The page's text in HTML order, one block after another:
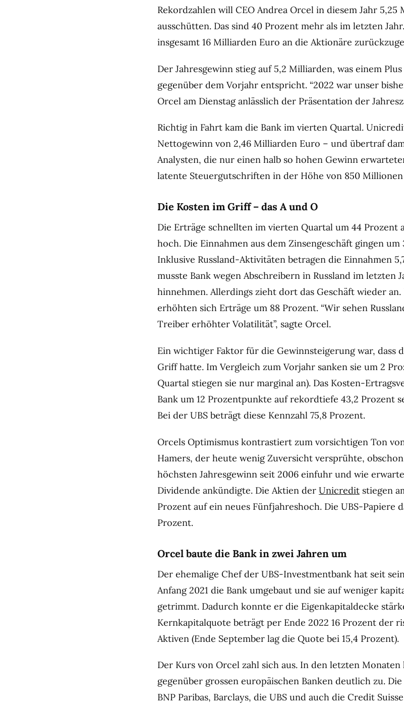
Rekordzahlen will CEO Andrea Orcel in diesem Jahr 5,25
ausschütten. Das sind 40 Prozent mehr als im letzten
insgesamt 16 Milliarden Euro an die Aktionäre
Der Jahresgewinn stieg auf 5,2 Milliarden, was einem
gegenüber dem Vorjahr entspricht. “2022 war unser
Orcel am Dienstag anlässlich der Präsentation der
Richtig in Fahrt kam die Bank im vierten Quartal.
Nettogewinn von 2,46 Milliarden Euro – und übertraf
Analysten, die nur einen halb so hohen Gewinn
latente Steuergutschriften in der Höhe von 850
Die Kosten im Griff – das A und O
Die Erträge schnellten im vierten Quartal um 44 Prozent
hoch. Die Einnahmen aus dem Zinsengeschäft gingen
Inklusive Russland-Aktivitäten betragen die Einnahmen
musste Bank wegen Abschreibern in Russland im letzten
hinnehmen. Allerdings zieht dort das Geschäft wieder
erhöhten sich Erträge um 88 Prozent. “Wir sehen
Treiber erhöhter Volatilität”, sagte Orcel.
Ein wichtiger Faktor für die Gewinnsteigerung war, dass
Griff hatte. Im Vergleich zum Vorjahr sanken sie um 2
Quartal stiegen sie nur marginal an). Das Kosten-
Bank um 12 Prozentpunkte auf rekordtiefe 43,2 Prozent
Bei der UBS beträgt diese Kennzahl 75,8 Prozent.
Orcels Optimismus kontrastiert zum vorsichtigen Ton
Hamers, der heute wenig Zuversicht versprühte,
höchsten Jahresgewinn seit 2006 einfuhr und wie
Dividende ankündigte. Die Aktien der Unicredit stiegen
Prozent auf ein neues Fünfjahreshoch. Die UBS-Papiere
Prozent.
Orcel baute die Bank in zwei Jahren um
Der ehemalige Chef der UBS-Investmentbank hat seit
Anfang 2021 die Bank umgebaut und sie auf weniger
getrimmt. Dadurch konnte er die Eigenkapitaldecke
Kernkapitalquote beträgt per Ende 2022 16 Prozent der
Aktiven (Ende September lag die Quote bei 15,4 Prozent).
Der Kurs von Orcel zahl sich aus. In den letzten
gegenüber grossen europäischen Banken deutlich zu.
BNP Paribas, Barclays, die UBS und auch die Credit